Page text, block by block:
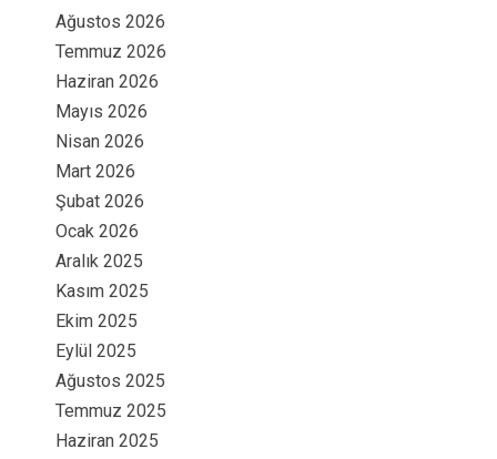
Ağustos 2026
Temmuz 2026
Haziran 2026
Mayıs 2026
Nisan 2026
Mart 2026
Şubat 2026
Ocak 2026
Aralık 2025
Kasım 2025
Ekim 2025
Eylül 2025
Ağustos 2025
Temmuz 2025
Haziran 2025